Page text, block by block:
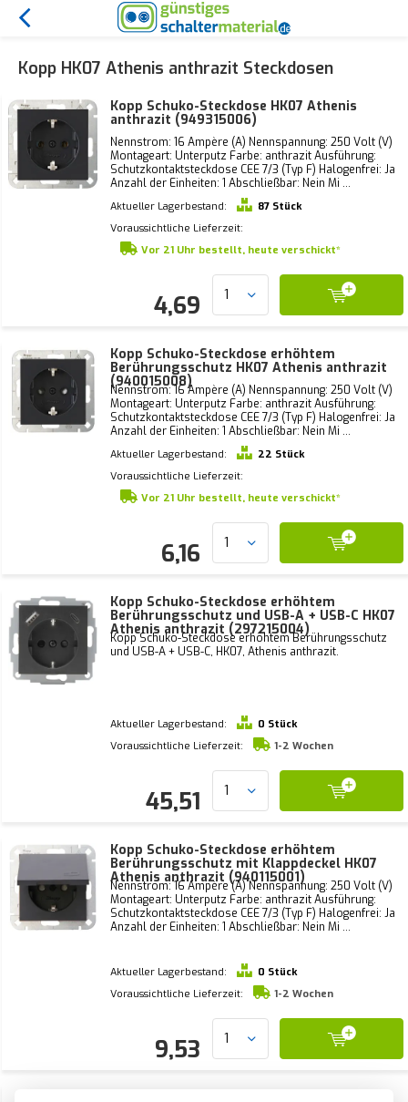
Kopp HK07 Athenis anthrazit Steckdosen
Kopp Schuko-Steckdose HK07 Athenis
anthrazit (949315006)
Nennstrom: 16 Ampère (A) Nennspannung: 250 Volt (V)
Montageart: Unterputz Farbe: anthrazit Ausführung:
Schutzkontaktsteckdose CEE 7/3 (Typ F) Halogenfrei: Ja
Anzahl der Einheiten: 1 Abschließbar: Nein Mi ...
Aktueller Lagerbestand:
87 Stück
Voraussichtliche Lieferzeit:
Vor 21 Uhr bestellt, heute verschickt*
4,69
Kopp Schuko-Steckdose erhöhtem
Berührungsschutz HK07 Athenis anthrazit
(940015008)
Nennstrom: 16 Ampère (A) Nennspannung: 250 Volt (V)
Montageart: Unterputz Farbe: anthrazit Ausführung:
Schutzkontaktsteckdose CEE 7/3 (Typ F) Halogenfrei: Ja
Anzahl der Einheiten: 1 Abschließbar: Nein Mi ...
Aktueller Lagerbestand:
22 Stück
Voraussichtliche Lieferzeit:
Vor 21 Uhr bestellt, heute verschickt*
6,16
Kopp Schuko-Steckdose erhöhtem
Berührungsschutz und USB-A + USB-C HK07
Athenis anthrazit (297215004)
Kopp Schuko-Steckdose erhöhtem Berührungsschutz
und USB-A + USB-C, HK07, Athenis anthrazit.
Aktueller Lagerbestand:
0 Stück
Voraussichtliche Lieferzeit:
1-2 Wochen
45,51
Kopp Schuko-Steckdose erhöhtem
Berührungsschutz mit Klappdeckel HK07
Athenis anthrazit (940115001)
Nennstrom: 16 Ampère (A) Nennspannung: 250 Volt (V)
Montageart: Unterputz Farbe: anthrazit Ausführung:
Schutzkontaktsteckdose CEE 7/3 (Typ F) Halogenfrei: Ja
Anzahl der Einheiten: 1 Abschließbar: Nein Mi ...
Aktueller Lagerbestand:
0 Stück
Voraussichtliche Lieferzeit:
1-2 Wochen
9,53